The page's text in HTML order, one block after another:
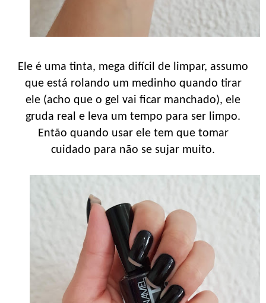
Ele é uma tinta, mega difícil de limpar, assumo
que está rolando um medinho quando tirar
ele (acho que o gel vai ficar manchado), ele
gruda real e leva um tempo para ser limpo.
Então quando usar ele tem que tomar
cuidado para não se sujar muito.